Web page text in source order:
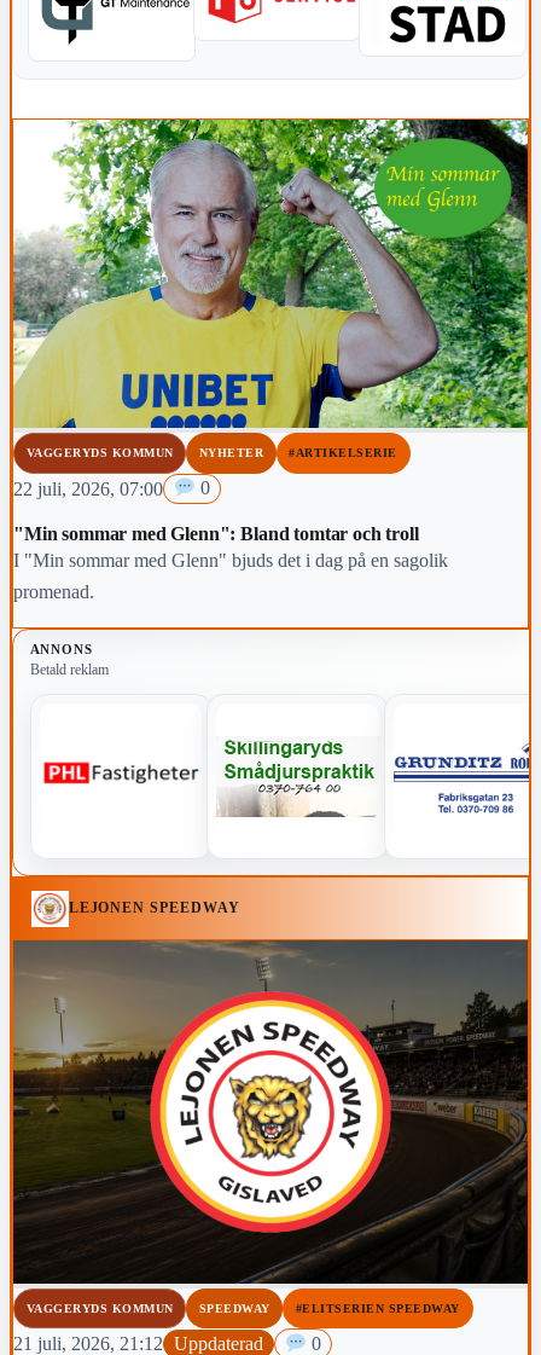
VAGGERYDS KOMMUN NYHETER #ARTIKELSERIE
22 juli, 2026, 07:00 0
"Min sommar med Glenn": Bland tomtar och troll
I "Min sommar med Glenn" bjuds det i dag på en sagolik
promenad.
ANNONS
Betald reklam
LEJONEN SPEEDWAY
VAGGERYDS KOMMUN SPEEDWAY #ELITSERIEN SPEEDWAY
21 juli, 2026, 21:12 Uppdaterad 0